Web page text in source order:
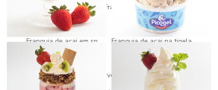
Franquia de açai preço
Franquia de açai quanto custa
Franquia de açai self service
Franquia de açai e sorteve
Franquia de acai em sp
Franquia de açai na tigela
Franquia de açai valor
Franquia de açaiteria
Franquia fabrica de sorvete
Franquia gelato